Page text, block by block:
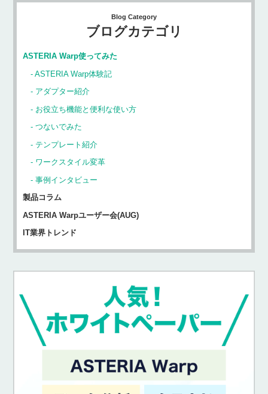
Blog Category
ブログカテゴリ
ASTERIA Warp使ってみた
ASTERIA Warp体験記
アダプター紹介
お役立ち機能と便利な使い方
つないでみた
テンプレート紹介
ワークスタイル変革
事例インタビュー
製品コラム
ASTERIA Warpユーザー会(AUG)
IT業界トレンド